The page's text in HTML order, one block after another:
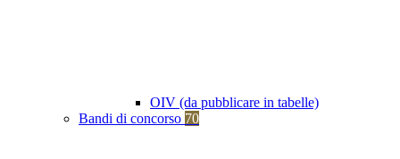
OIV (da pubblicare in tabelle)
Bandi di concorso 70